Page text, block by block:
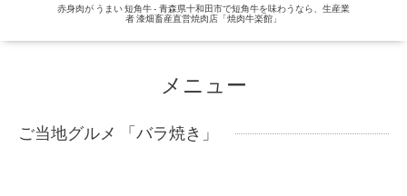
赤身肉が うまい 短角牛 - 青森県十和田市で短角牛を味わうなら、生産業
者 漆畑畜産直営焼肉店「焼肉牛楽館」
メニュー
ご当地グルメ 「バラ焼き」